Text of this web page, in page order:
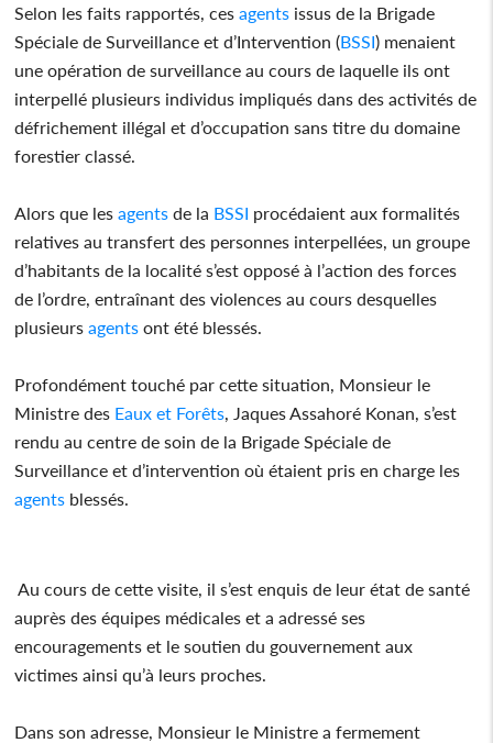
Selon les faits rapportés, cesagents issus de la Brigade
Spéciale de Surveillance et d’Intervention (BSSI) menaient
une opération de surveillance au cours de laquelle ils ont
interpellé plusieurs individus impliqués dans des activités de
défrichement illégal et d’occupation sans titre du domaine
forestier classé.
Alors que lesagents de la BSSI procédaient aux formalités
relatives au transfert des personnes interpellées, un groupe
d’habitants de la localité s’est opposé à l’action des forces
de l’ordre, entraînant des violences au cours desquelles
plusieursagents ont été blessés.
Profondément touché par cette situation, Monsieur le
Ministre des Eaux et Forêts , Jaques Assahoré Konan, s’est
rendu au centre de soin de la Brigade Spéciale de
Surveillance et d’intervention où étaient pris en charge les
agents blessés.
Au cours de cette visite, il s’est enquis de leur état de santé
auprès des équipes médicales et a adressé ses
encouragements et le soutien du gouvernement aux
victimes ainsi qu’à leurs proches.
Dans son adresse, Monsieur le Ministre a fermement